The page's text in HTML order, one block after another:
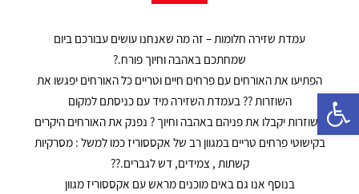
פתח סרגל נגישות
עמדת שזירה חלומות – זה מה שאנחנו עושים עבורכם ביום
שמחתכם באהבה וחיוך פורח.?
הפתיעו את האורחים עם פרחים חיים וטריים כל האורחים יפגשו את
השוזרות ?? בעמדת השזירה מיד עם כניסתם למקום
השוזרות יקבלו את פניהם באהבה וחיוך ? נפנק את האורחים היקרים
בקישוטי פרחים טריים במגוון רב של אקססוריז כמו למשל : מסרקיות
קשתות , צמידים, דש לגברים.??
בנוסף אנו גם באים מוכנים מראש עם אקססוריז מגוון